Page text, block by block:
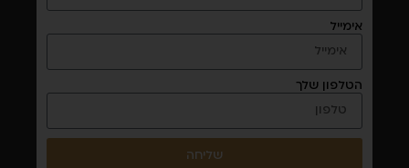
אימייל
הטלפון שלך
שליחה